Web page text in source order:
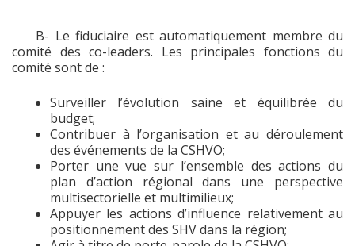
B- Le fiduciaire est automatiquement membre du
comité des co-leaders. Les principales fonctions du
comité sont de :
Surveiller l’évolution saine et équilibrée du
budget;
Contribuer à l’organisation et au déroulement
des événements de la CSHVO;
Porter une vue sur l’ensemble des actions du
plan d’action régional dans une perspective
multisectorielle et multimilieux;
Appuyer les actions d’influence relativement au
positionnement des SHV dans la région;